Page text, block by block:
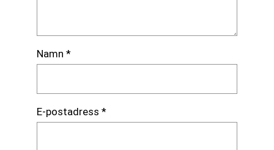
Namn *
E-postadress *